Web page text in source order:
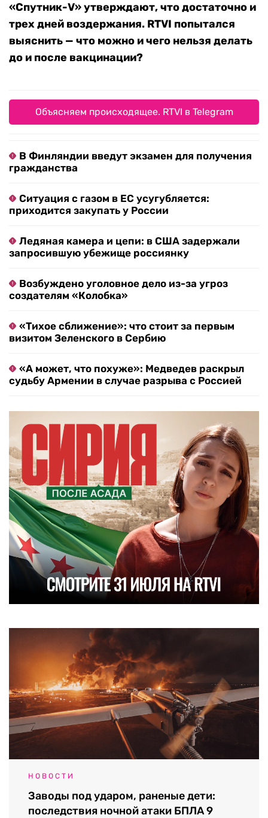
«Спутник-V» утверждают, что достаточно и
трех дней воздержания. RTVI попытался
выяснить — что можно и чего нельзя делать
до и после вакцинации?
Объясняем происходящее. RTVI в Telegram
В Финляндии введут экзамен для получения
гражданства
Ситуация с газом в ЕС усугубляется:
приходится закупать у России
Ледяная камера и цепи: в США задержали
запросившую убежище россиянку
Возбуждено уголовное дело из-за угроз
создателям «Колобка»
«Тихое сближение»: что стоит за первым
визитом Зеленского в Сербию
«А может, что похуже»: Медведев раскрыл
судьбу Армении в случае разрыва с Россией
НОВОСТИ
Заводы под ударом, раненые дети:
последствия ночной атаки БПЛА 9